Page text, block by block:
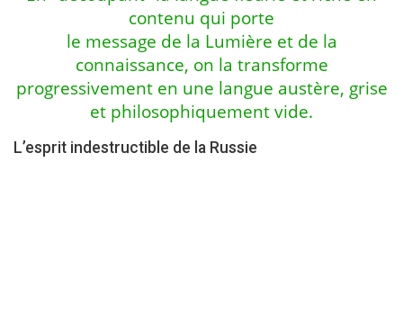
contenu qui porte
le message de la Lumière et de la
connaissance, on la transforme
progressivement en une langue austère, grise
et philosophiquement vide.
L’esprit indestructible de la Russie